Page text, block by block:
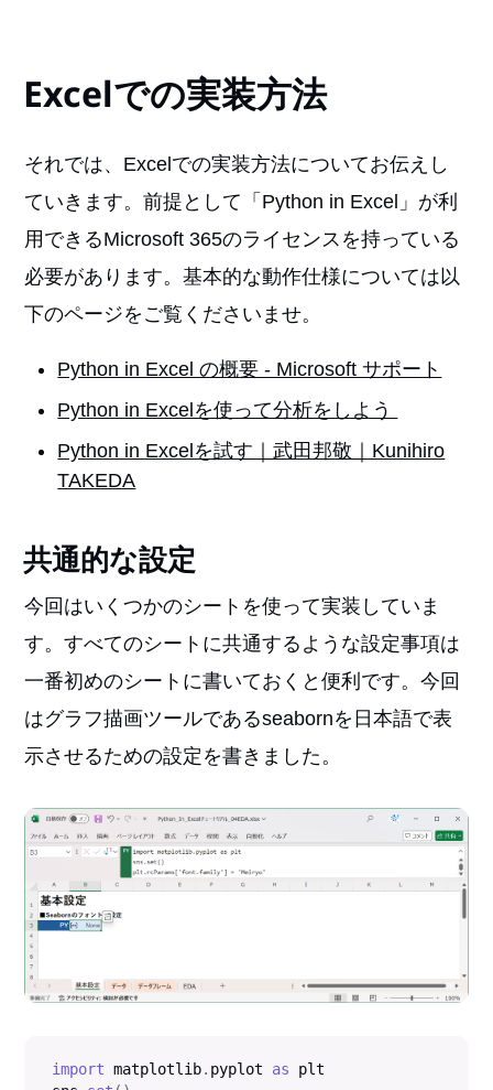
Excelでの実装方法
それでは、Excelでの実装方法についてお伝えし
ていきます。前提として「Python in Excel」が利
用できるMicrosoft 365のライセンスを持っている
必要があります。基本的な動作仕様については以
下のページをご覧くださいませ。
Python in Excel の概要 - Microsoft サポート
Python in Excelを使って分析をしよう
Python in Excelを試す｜武田邦敬｜Kunihiro
TAKEDA
共通的な設定
今回はいくつかのシートを使って実装していま
す。すべてのシートに共通するような設定事項は
一番初めのシートに書いておくと便利です。今回
はグラフ描画ツールであるseabornを日本語で表
示させるための設定を書きました。
import matplotlib. pyplot as plt